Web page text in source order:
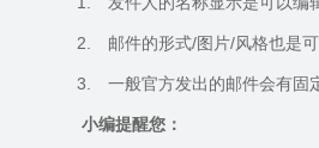
2. 邮件的形式/图片/风格也是
3. 一般官方发出的邮件会有固
小编提醒您：